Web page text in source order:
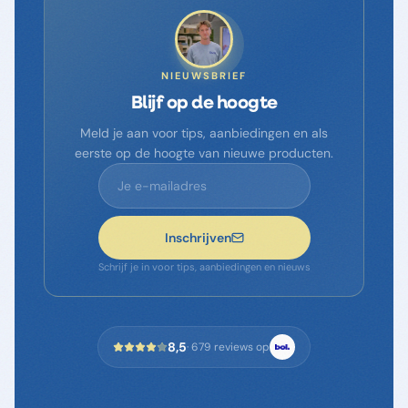
NIEUWSBRIEF
Blijf op de hoogte
Meld je aan voor tips, aanbiedingen en als
eerste op de hoogte van nieuwe producten.
Inschrijven
Schrijf je in voor tips, aanbiedingen en nieuws
8,5·679 reviews op